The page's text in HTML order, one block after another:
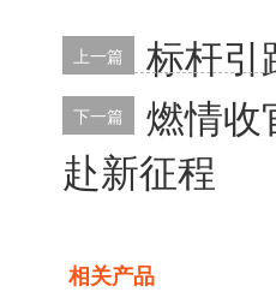
上一篇 标杆
下一篇
燃情收
赴新征程
相关产品